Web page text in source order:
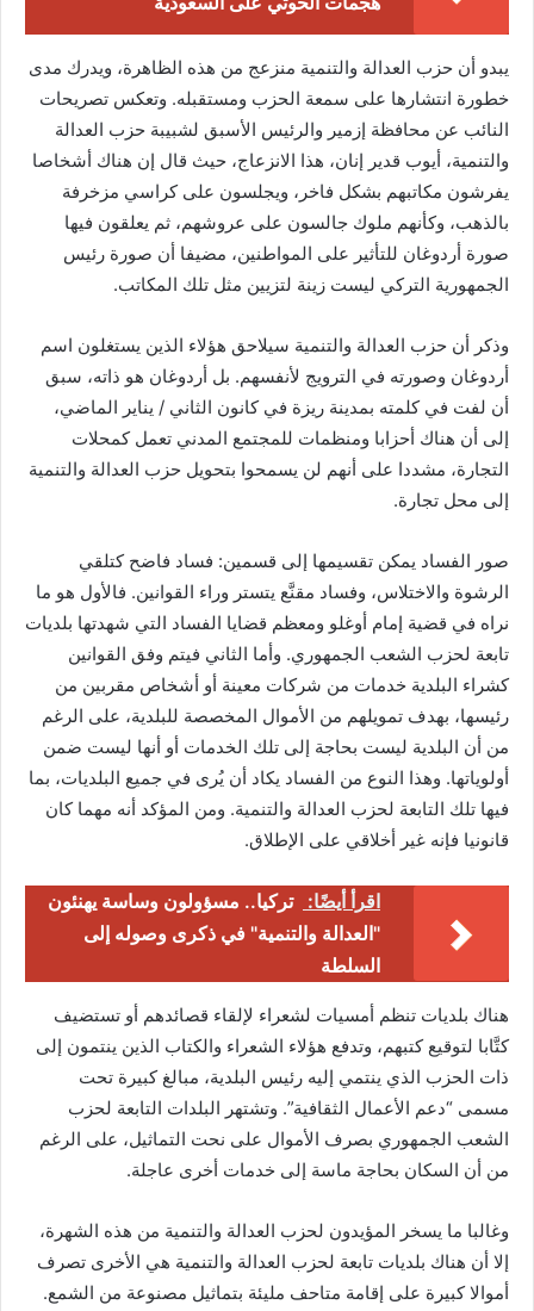
يبدو أن حزب العدالة والتنمية منزعج من هذه الظاهرة، ويدرك مدى
خطورة انتشارها على سمعة الحزب ومستقبله. وتعكس تصريحات
النائب عن محافظة إزمير والرئيس الأسبق لشبيبة حزب العدالة
والتنمية، أيوب قدير إنان، هذا الانزعاج، حيث قال إن هناك أشخاصا
يفرشون مكاتبهم بشكل فاخر، ويجلسون على كراسي مزخرفة
بالذهب، وكأنهم ملوك جالسون على عروشهم، ثم يعلقون فيها
صورة أردوغان للتأثير على المواطنين، مضيفا أن صورة رئيس
الجمهورية التركي ليست زينة لتزيين مثل تلك المكاتب.
وذكر أن حزب العدالة والتنمية سيلاحق هؤلاء الذين يستغلون اسم
أردوغان وصورته في الترويج لأنفسهم. بل أردوغان هو ذاته، سبق
أن لفت في كلمته بمدينة ريزة في كانون الثاني / يناير الماضي،
إلى أن هناك أحزابا ومنظمات للمجتمع المدني تعمل كمحلات
التجارة، مشددا على أنهم لن يسمحوا بتحويل حزب العدالة والتنمية
إلى محل تجارة.
صور الفساد يمكن تقسيمها إلى قسمين: فساد فاضح كتلقي
الرشوة والاختلاس، وفساد مقنَّع يتستر وراء القوانين. فالأول هو ما
نراه في قضية إمام أوغلو ومعظم قضايا الفساد التي شهدتها بلديات
تابعة لحزب الشعب الجمهوري. وأما الثاني فيتم وفق القوانين
كشراء البلدية خدمات من شركات معينة أو أشخاص مقربين من
رئيسها، بهدف تمويلهم من الأموال المخصصة للبلدية، على الرغم
من أن البلدية ليست بحاجة إلى تلك الخدمات أو أنها ليست ضمن
أولوياتها. وهذا النوع من الفساد يكاد أن يُرى في جميع البلديات، بما
فيها تلك التابعة لحزب العدالة والتنمية. ومن المؤكد أنه مهما كان
قانونيا فإنه غير أخلاقي على الإطلاق.
اقرأ أيضًا:
تركيا.. مسؤولون وساسة يهنئون
"العدالة والتنمية" في ذكرى وصوله إلى
السلطة
هناك بلديات تنظم أمسيات لشعراء لإلقاء قصائدهم أو تستضيف
كتَّابا لتوقيع كتبهم، وتدفع هؤلاء الشعراء والكتاب الذين ينتمون إلى
ذات الحزب الذي ينتمي إليه رئيس البلدية، مبالغ كبيرة تحت
مسمى “دعم الأعمال الثقافية”. وتشتهر البلدات التابعة لحزب
الشعب الجمهوري بصرف الأموال على نحت التماثيل، على الرغم
من أن السكان بحاجة ماسة إلى خدمات أخرى عاجلة.
وغالبا ما يسخر المؤيدون لحزب العدالة والتنمية من هذه الشهرة،
إلا أن هناك بلديات تابعة لحزب العدالة والتنمية هي الأخرى تصرف
أموالا كبيرة على إقامة متاحف مليئة بتماثيل مصنوعة من الشمع.